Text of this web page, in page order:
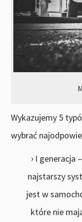
Wykazujemy 5
wybrać
I generacja
najstarszy
jest w
które nie